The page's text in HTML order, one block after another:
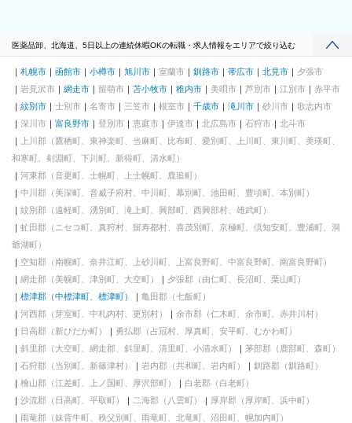
医薬品卸、北海道、5日以上の連続休暇OKの転職・求人情報をエリアで絞り込む
札幌市 函館市 小樽市 旭川市 室蘭市 釧路市 帯広市 北見市
夕張市
岩見沢市
網走市 留萌市 苫小牧市 稚内市 美唄市 芦別市 江別市
赤平市
紋別市
士別市 名寄市 三笠市 根室市 千歳市 滝川市 砂川市
歌志内市
深川市
富良野市 登別市 恵庭市 伊達市 北広島市 石狩市
北斗市
上川郡（鷹栖町、東神楽町、当麻町、比布町、愛別町、上川町、東川町、美瑛町、
和寒町、剣淵町、下川町、新得町、清水町）
河東郡（音更町、士幌町、上士幌町、鹿追町）
中川郡（美深町、音威子府村、中川町、幕別町、池田町、豊頃町、本別町）
紋別郡（遠軽町、湧別町、滝上町、興部町、西興部村、雄武町）
虻田郡（ニセコ町、真狩村、留寿都村、喜茂別町、京極町、倶知安町、豊浦町、洞
爺湖町）
空知郡（南幌町、奈井江町、上砂川町、上富良野町、中富良野町、南富良野町）
網走郡（美幌町、津別町、大空町）
夕張郡（由仁町、長沼町、栗山町）
標津郡（中標津町、標津町）
亀田郡（七飯町）
河西郡（芽室町、中札内村、更別村）
余市郡（仁木町、余市町、赤井川村）
日高郡（新ひだか町）
勇払郡（占冠村、厚真町、安平町、むかわ町）
斜里郡（大空町、網走郡、斜里町、清里町、小清水町）
茅部郡（鹿部町、森町）
石狩郡（当別町、新篠津村）
岩内郡（共和町、岩内町）
釧路郡（釧路町）
檜山郡（江差町、上ノ国町、厚沢部町）
白老郡（白老町）
沙流郡（日高町、平取町）
二海郡（八雲町）
厚岸郡（厚岸町、浜中町）
雨竜郡（妹背牛町、秩父別町、雨竜町、北竜町、沼田町、幌加内町）